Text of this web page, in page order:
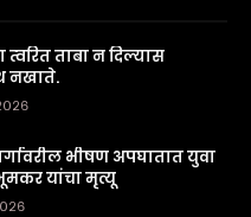
त्वरित ताबा न दिल्यास
नखाते.
भीषण अपघातात युवा
यांचा मृत्यू